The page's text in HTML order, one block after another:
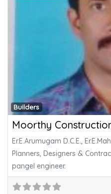
Builders
Moorthy
Er.E.Arumugam D.C.E.,
Planners, Designers &
pangel engineer.